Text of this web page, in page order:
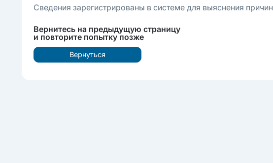
Сведения зарегистрированы в системе для выяснения причин
Вернитесь на предыдущую страницу
и повторите попытку позже
Вернуться